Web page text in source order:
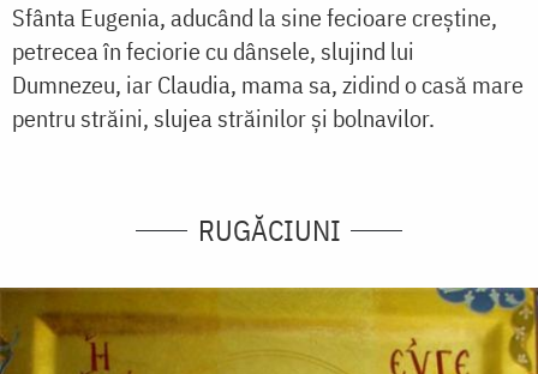
Sfânta Eugenia, aducând la sine fecioare creștine,
petrecea în feciorie cu dânsele, slujind lui
Dumnezeu, iar Claudia, mama sa, zidind o casă mare
pentru străini, slujea străinilor și bolnavilor.
RUGĂCIUNI